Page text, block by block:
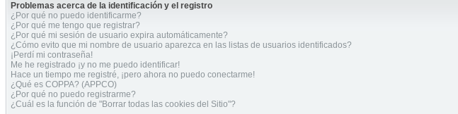
Problemas acerca de la identificación y el registro
¿Por qué no puedo identificarme?
¿Por qué me tengo que registrar?
¿Por qué mi sesión de usuario expira automáticamente?
¿Cómo evito que mi nombre de usuario aparezca en las listas de usuarios identificados?
¡Perdí mi contraseña!
Me he registrado ¡y no me puedo identificar!
Hace un tiempo me registré, ¡pero ahora no puedo conectarme!
¿Qué es COPPA? (APPCO)
¿Por qué no puedo registrarme?
¿Cuál es la función de "Borrar todas las cookies del Sitio"?